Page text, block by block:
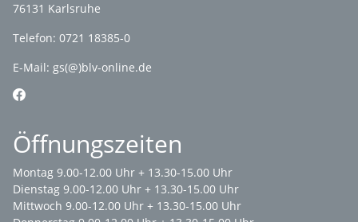
76131 Karlsruhe
Telefon: 0721 18385-0
E-Mail: gs(@)blv-online.de
Öffnungszeiten
Montag 9.00-12.00 Uhr + 13.30-15.00 Uhr
Dienstag 9.00-12.00 Uhr + 13.30-15.00 Uhr
Mittwoch 9.00-12.00 Uhr + 13.30-15.00 Uhr